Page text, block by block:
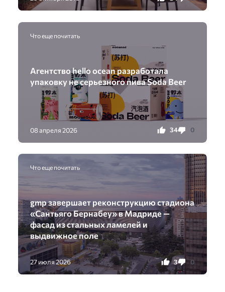
Что еще почитать
Агентство hello ocean разработала
упаковку не серьезного пива Soda Beer
08 апреля 2026 34 0
Что еще почитать
gmp завершает реконструкцию стадиона
«Сантьяго Бернабеу» в Мадриде —
фасад из стальных ламелей и
выдвижное поле
27 июля 2026 3 0